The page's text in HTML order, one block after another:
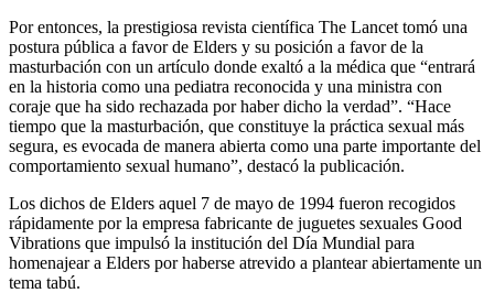
Por entonces, la prestigiosa revista científica The Lancet tomó una
postura pública a favor de Elders y su posición a favor de la
masturbación con un artículo donde exaltó a la médica que “entrará
en la historia como una pediatra reconocida y una ministra con
coraje que ha sido rechazada por haber dicho la verdad”. “Hace
tiempo que la masturbación, que constituye la práctica sexual más
segura, es evocada de manera abierta como una parte importante del
comportamiento sexual humano”, destacó la publicación.
Los dichos de Elders aquel 7 de mayo de 1994 fueron recogidos
rápidamente por la empresa fabricante de juguetes sexuales Good
Vibrations que impulsó la institución del Día Mundial para
homenajear a Elders por haberse atrevido a plantear abiertamente un
tema tabú.